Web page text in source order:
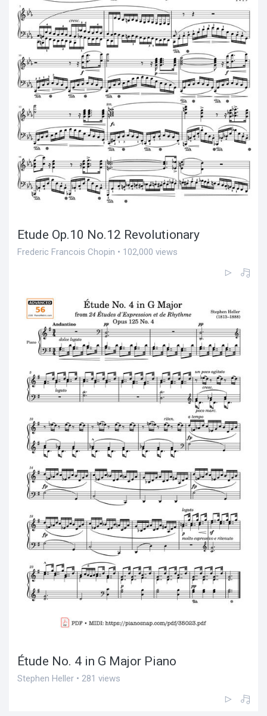
Etude Op.10 No.12 Revolutionary
Frederic Francois Chopin • 102,000 views
Étude No. 4 in G Major Piano
Stephen Heller • 281 views